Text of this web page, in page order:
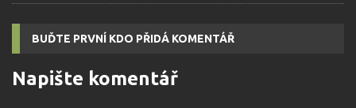
BUĎTE PRVNÍ KDO PŘIDÁ KOMENTÁŘ
Napište komentář